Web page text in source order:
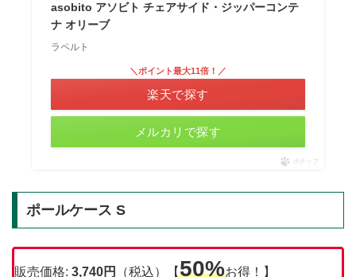
asobito アソビト チェアサイド・ジッパーコンテ
ナ オリーブ
ラペルト
＼ポイント最大11倍！／
楽天で探す
メルカリで探す
ポチップ
ポールケース S
販売価格: 3,740円 （税込）【50%お得！】